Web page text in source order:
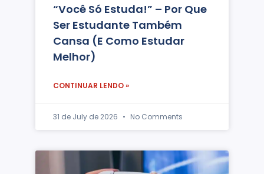
“Você Só Estuda!” – Por Que
Ser Estudante Também
Cansa (e Como Estudar
Melhor)
CONTINUAR LENDO »
31 de July de 2026 No Comments